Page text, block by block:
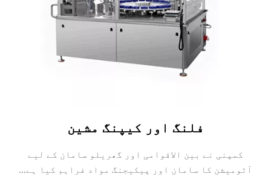
فلنگ اور کیپنگ مشین
کمپنی نے بین الاقوامی اور گھریلو سامان کے لیے
آٹومیشن کا سامان اور پیکیجنگ مواد فراہم کیا ہے...